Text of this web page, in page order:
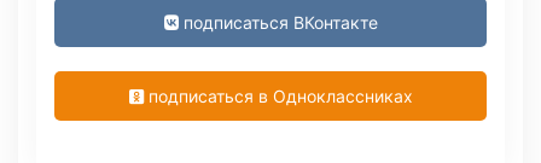
подписаться ВКонтакте
подписаться в Одноклассниках